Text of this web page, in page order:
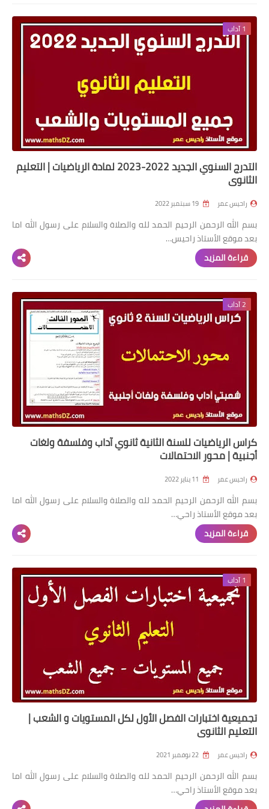
التعليم الجامعي
master
الأستاذ
الأستاذ المتربص
مذكرات
كتب
1 آداب
التدرج السنوي الجديد 2022-2023 لمادة الرياضيات | التعليم
الثانوي
راحيس عمر
بسم الله الرحمن الرحيم الحمد لله والصلاة والسلام على رسول الله اما
بعد موقع الأستاذ راحيس…
قراءة المزيد
2 آداب
كراس الرياضيات للسنة الثانية ثانوي آداب وفلسفة ولغات
أجنبية | محور الاحتمالات
راحيس عمر
بسم الله الرحمن الرحيم الحمد لله والصلاة والسلام على رسول الله اما
بعد موقع الأستاذ راحي…
قراءة المزيد
1 آداب
تجميعية اختبارات الفصل الأول لكل المستويات و الشعب |
التعليم الثانوي
راحيس عمر
بسم الله الرحمن الرحيم الحمد لله والصلاة والسلام على رسول الله اما
بعد موقع الأستاذ راحي…